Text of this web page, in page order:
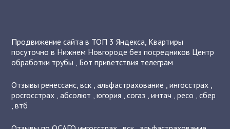
Продвижение сайта в ТОП 3 Яндекса, Квартиры
посуточно в Нижнем Новгороде без посредников Центр
обработки трубы , Бот приветствия телеграм
Отзывыренессанс,вск ,альфастрахование ,ингосстрах ,
росгосстрах ,абсолют ,югория ,согаз ,интач ,ресо ,сбер
,втб